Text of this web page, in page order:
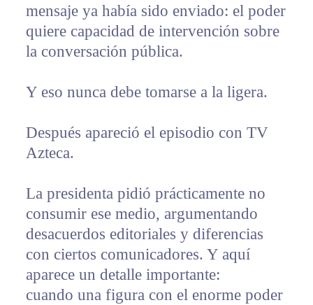
mensaje ya había sido enviado: el poder
quiere capacidad de intervención sobre
la conversación pública.
Y eso nunca debe tomarse a la ligera.
Después apareció el episodio con TV
Azteca.
La presidenta pidió prácticamente no
consumir ese medio, argumentando
desacuerdos editoriales y diferencias
con ciertos comunicadores. Y aquí
aparece un detalle importante:
cuando una figura con el enorme poder